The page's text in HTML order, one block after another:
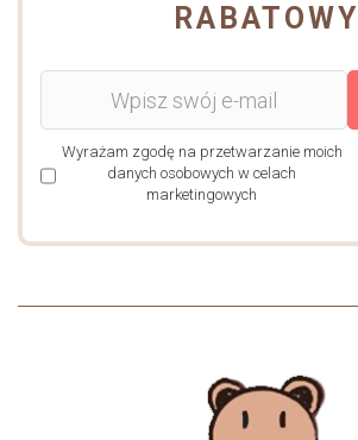
RABATOWY
Wyrażam zgodę na przetwarzanie moich
danych osobowych w celach
marketingowych